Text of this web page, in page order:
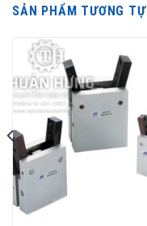
SẢN PHẨM TƯƠNG TỰ